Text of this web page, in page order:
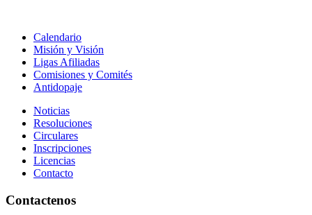
Calendario
Misión y Visión
Ligas Afiliadas
Comisiones y Comités
Antidopaje
Noticias
Resoluciones
Circulares
Inscripciones
Licencias
Contacto
Contactenos